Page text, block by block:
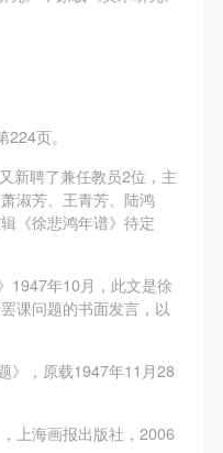
页。
新聘了兼任教员2位，主
淑芳、王青芳、陆鸿
《徐悲鸿年谱》待定
1947年10月，此文是徐
课问题的书面发言，以
》，原载1947年11月28
上海画报出版社，2006